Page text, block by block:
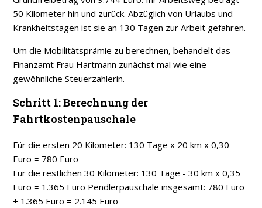
50 Kilometer hin und zurück. Abzüglich von Urlaubs und
Krankheitstagen ist sie an 130 Tagen zur Arbeit gefahren.
Um die Mobilitätsprämie zu berechnen, behandelt das
Finanzamt Frau Hartmann zunächst mal wie eine
gewöhnliche Steuerzahlerin.
Schritt 1: Berechnung der
Fahrtkostenpauschale
Für die ersten 20 Kilometer: 130 Tage x 20 km x 0,30
Euro = 780 Euro
Für die restlichen 30 Kilometer: 130 Tage - 30 km x 0,35
Euro = 1.365 Euro Pendlerpauschale insgesamt: 780 Euro
+ 1.365 Euro = 2.145 Euro